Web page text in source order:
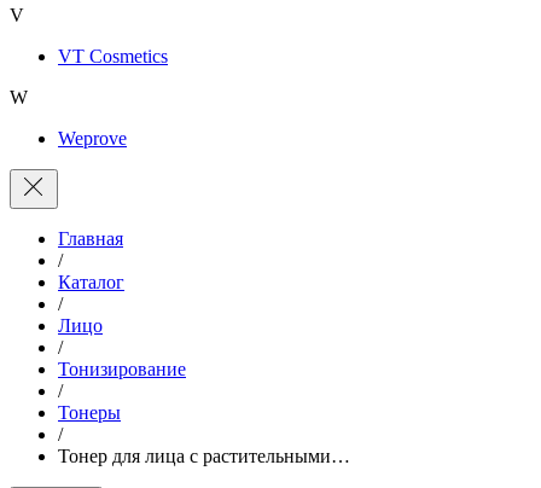
V
VT Cosmetics
W
Weprove
Главная
/
Каталог
/
Лицо
/
Тонизирование
/
Тонеры
/
Тонер для лица с растительными…